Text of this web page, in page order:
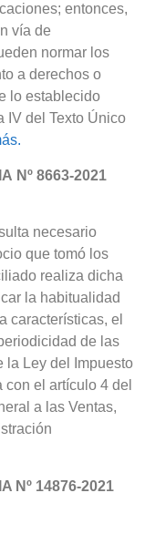
entonces,
vía de
normar los
a derechos o
lo establecido
IV del Texto Único
Nº 8663-2021
necesario
que tomó los
realiza dicha
la habitualidad
características, el
de las
la Ley del Impuesto
el artículo 4 del
a las Ventas,
Nº 14876-2021